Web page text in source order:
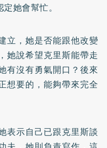
她會幫忙。
立，她是否能跟他改變
她說希望克里斯能帶走
有沒有勇氣開口？後來
想要的，能夠帶來完全
表示自己已跟克里斯談